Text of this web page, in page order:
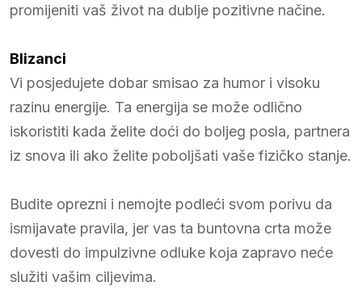
promijeniti vaš život na dublje pozitivne načine.
Blizanci
Vi posjedujete dobar smisao za humor i visoku
razinu energije. Ta energija se može odlično
iskoristiti kada želite doći do boljeg posla, partnera
iz snova ili ako želite poboljšati vaše fizičko stanje.
Budite oprezni i nemojte podleći svom porivu da
ismijavate pravila, jer vas ta buntovna crta može
dovesti do impulzivne odluke koja zapravo neće
služiti vašim ciljevima.